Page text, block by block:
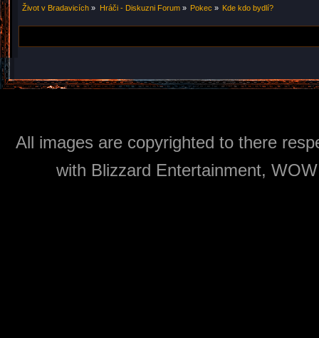
Život v Bradavicích » Hráči - Diskuzni Forum» Pokec » Kde kdo bydlí?
All images are copyrighted to there
with Blizzard Entertainment,